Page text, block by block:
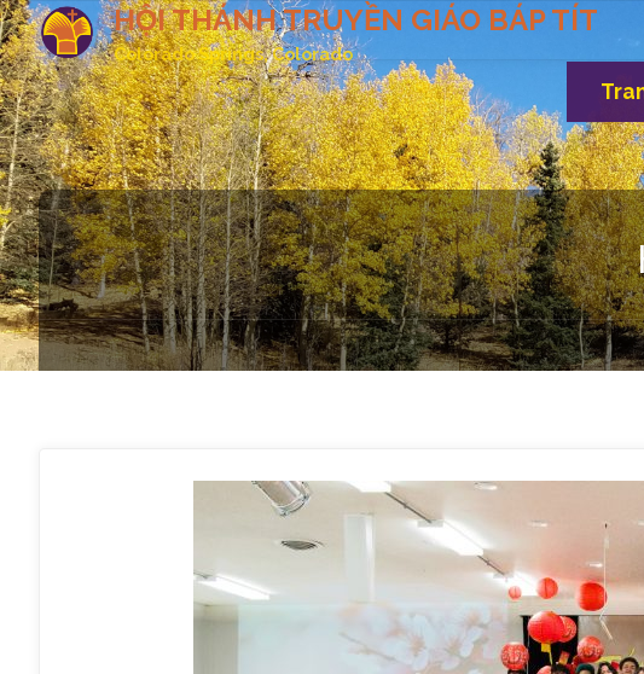
HỘI THÁNH TRUYỀN GIÁO BÁP TÍT
Colorado Springs, Colorado
Skip
to